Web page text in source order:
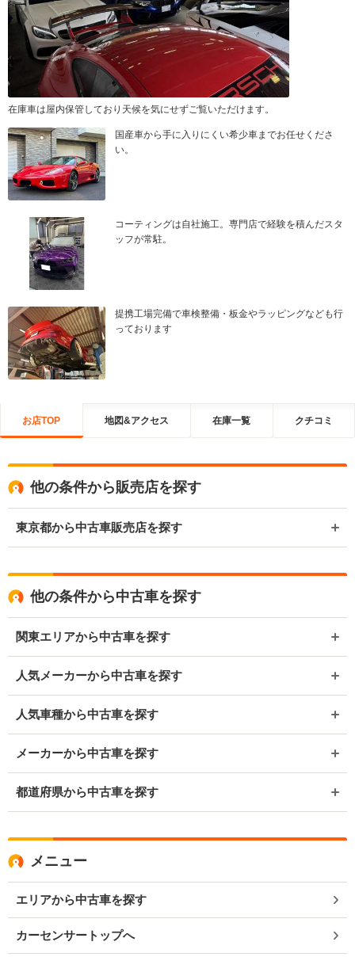
在庫車は屋内保管しており天候を気にせずご覧いただけます。
国産車から手に入りにくい希少車までお任せくださ
い。
コーティングは自社施工。専門店で経験を積んだスタ
ッフが常駐。
提携工場完備で車検整備・板金やラッピングなども行
っております
お店TOP 地図&アクセス 在庫一覧 クチコミ
他の条件から販売店を探す
東京都から中古車販売店を探す
他の条件から中古車を探す
関東エリアから中古車を探す
人気メーカーから中古車を探す
人気車種から中古車を探す
メーカーから中古車を探す
都道府県から中古車を探す
メニュー
エリアから中古車を探す
カーセンサートップへ